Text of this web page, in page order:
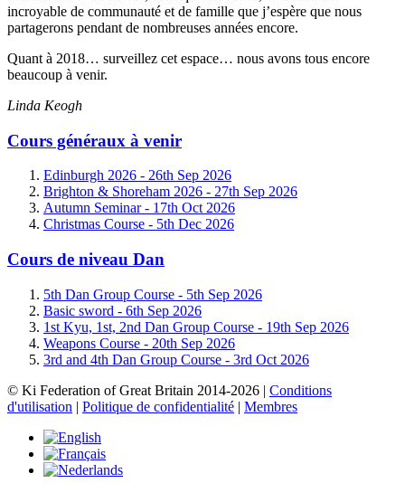
incroyable de communauté et de famille que j’espère que nous
partagerons pendant de nombreuses années encore.
Quant à 2018… surveillez cet espace… nous avons tous encore
beaucoup à venir.
Linda Keogh
Cours généraux à venir
Edinburgh 2026 - 26th Sep 2026
Brighton & Shoreham 2026 - 27th Sep 2026
Autumn Seminar - 17th Oct 2026
Christmas Course - 5th Dec 2026
Cours de niveau Dan
5th Dan Group Course - 5th Sep 2026
Basic sword - 6th Sep 2026
1st Kyu, 1st, 2nd Dan Group Course - 19th Sep 2026
Weapons Course - 20th Sep 2026
3rd and 4th Dan Group Course - 3rd Oct 2026
© Ki Federation of Great Britain 2014-2026 | Conditions
d'utilisation | Politique de confidentialité | Membres